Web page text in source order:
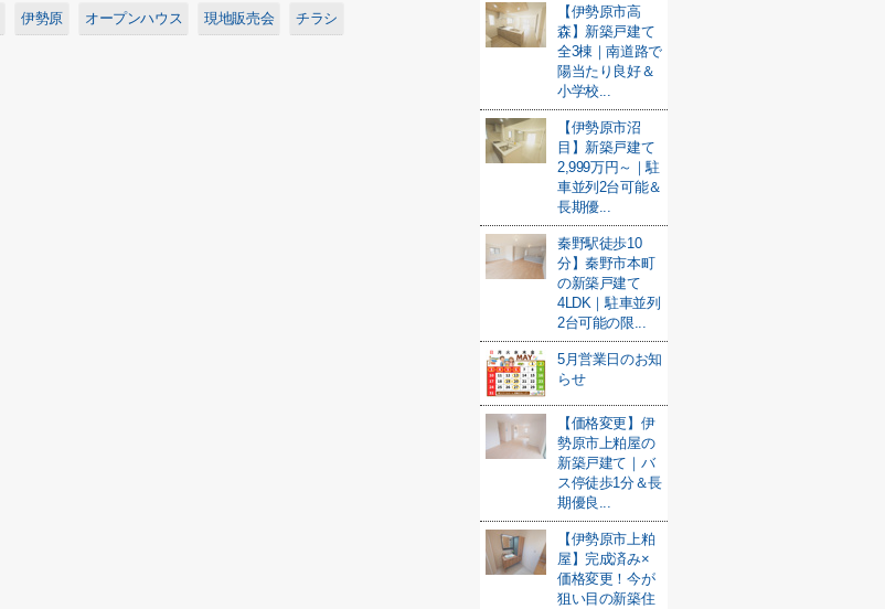
伊勢原 オープンハウス 現地販売会 チラシ
【伊勢原市高
森】新築戸建て
全3棟｜南道路で
陽当たり良好＆
小学校...
【伊勢原市沼
目】新築戸建て
2,999万円～｜駐
車並列2台可能＆
長期優...
秦野駅徒歩10
分】秦野市本町
の新築戸建て
4LDK｜駐車並列
2台可能の限...
5月営業日のお知
らせ
【価格変更】伊
勢原市上粕屋の
新築戸建て｜バ
ス停徒歩1分＆長
期優良...
【伊勢原市上粕
屋】完成済み×
価格変更！今が
狙い目の新築住